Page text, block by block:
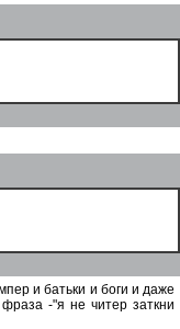
и батьки и боги и даже
-"я не читер заткни